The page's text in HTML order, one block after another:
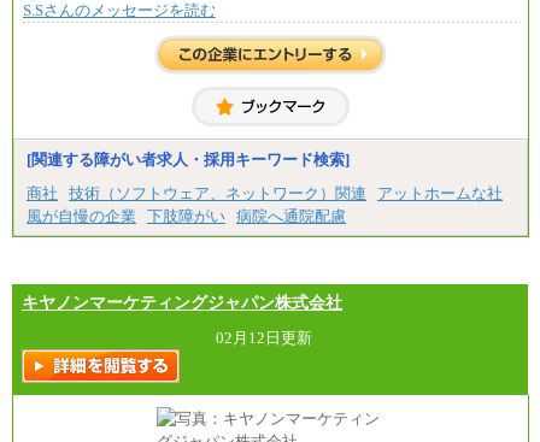
S.Sさんのメッセージを読む
[関連する障がい者求人・採用キーワード検索]
商社
技術（ソフトウェア、ネットワーク）関連
アットホームな社
風が自慢の企業
下肢障がい 病院へ通院配慮
キヤノンマーケティングジャパン株式会社
02月12日更新